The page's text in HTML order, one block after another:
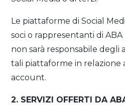
Le piattaforme di Social
soci o rappresentanti di
non sarà responsabile degli
tali piattaforme in relazione
account.
2. SERVIZI OFFERTI DA